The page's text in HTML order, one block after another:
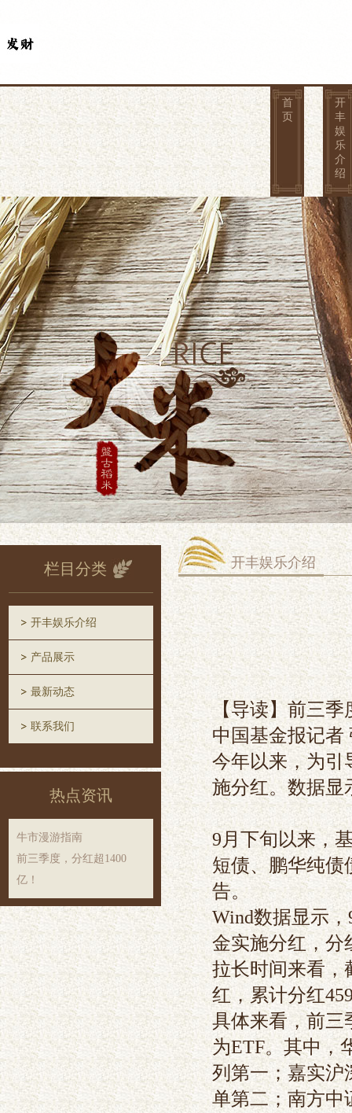
首
页
开
丰
娱
乐
介
绍
栏目分类
开丰娱乐介绍
产品展示
最新动态
联系我们
热点资讯
牛市漫游指南
前三季度，分红超1400
亿！
开丰娱乐介绍
【导读】前三季
中国基金报记者
今年以来，为引
施分红。数据显
9月下旬以来，
短债、鹏华纯债
告。
Wind数据显示
金实施分红，分
拉长时间来看，
红，累计分红
具体来看，前三
为ETF。其中，
列第一；嘉实沪
单第二；南方中